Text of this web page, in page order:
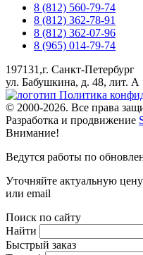
8 (812) 560-79-74
8 (812) 362-78-91
8 (812) 362-07-96
8 (965) 014-79-74
197131,г. Санкт-Петербург
ул. Бабушкина, д. 48, лит. А
Политика
© 2000-2026. Все права
Разработка и продвижение
Внимание!
Ведутся работы по
Уточняйте актуальную
или email
Поиск по сайту
Найти
Быстрый заказ